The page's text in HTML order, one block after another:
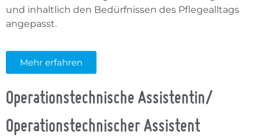
und inhaltlich den Bedürfnissen des Pflegealltags
angepasst.
Mehr erfahren
Operationstechnische Assistentin/
Operationstechnischer Assistent